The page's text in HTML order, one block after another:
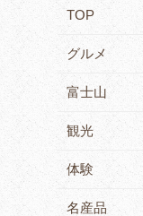
TOP
グルメ
富士山
観光
体験
名産品